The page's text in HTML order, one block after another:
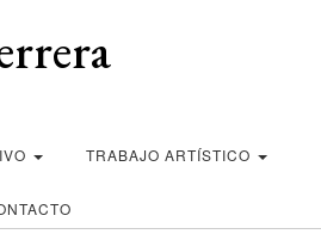
TRABAJO ARTÍSTICO